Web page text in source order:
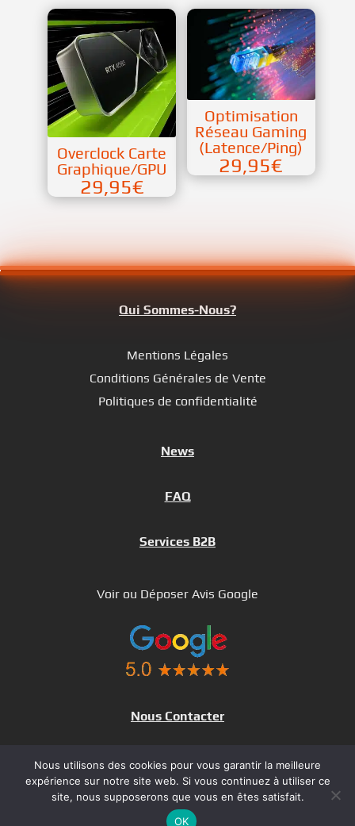
Overclock Carte
Graphique/GPU
29,95€
Optimisation
Réseau Gaming
(Latence/Ping)
29,95€
Qui Sommes-Nous?
Mentions Légales
Conditions Générales de Vente
Politiques de confidentialité
News
FAQ
Services B2B
Voir ou Déposer Avis Google
Nous Contacter
Dépannage à Distance
SAV
Nous utilisons des cookies pour vous garantir la meilleure
expérience sur notre site web. Si vous continuez à utiliser ce
site, nous supposerons que vous en êtes satisfait.
OK